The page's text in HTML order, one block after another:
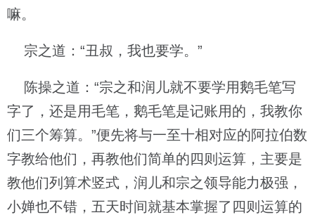
嘛。
宗之道：“丑叔，我也要学。”
陈操之道：“宗之和润儿就不要学用鹅毛笔写
字了，还是用毛笔，鹅毛笔是记账用的，我教你
们三个筹算。”便先将与一至十相对应的阿拉伯数
字教给他们，再教他们简单的四则运算，主要是
教他们列算术竖式，润儿和宗之领导能力极强，
小婵也不错，五天时间就基本掌握了四则运算的